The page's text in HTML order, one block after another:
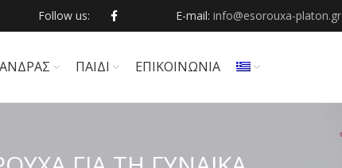
Follow us: E-mail: info@esorouxa-platon.gr
ΑΝΔΡΑΣ ΠΑΙΔΙ ΕΠΙΚΟΙΝΩΝΙΑ